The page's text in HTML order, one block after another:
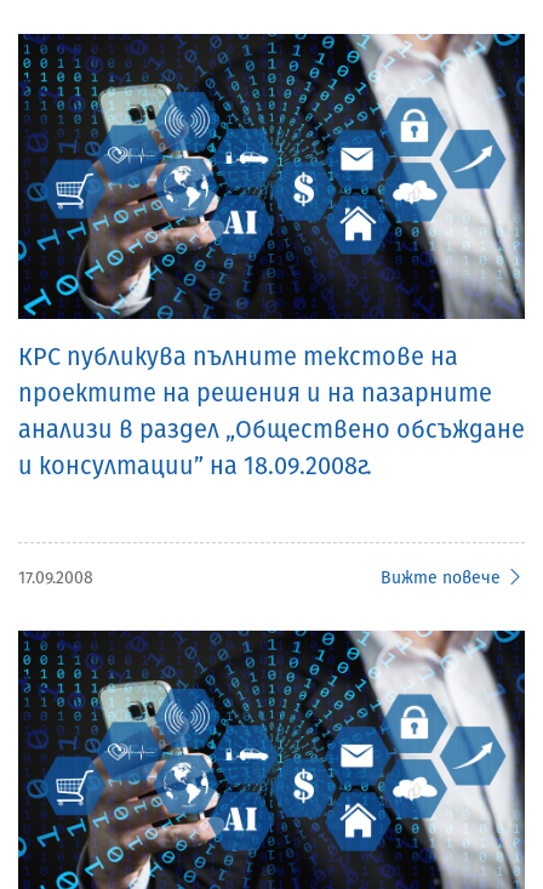
КРС публикува пълните текстове на
проектите на решения и на пазарните
анализи в раздел „Обществено обсъждане
и консултации” на 18.09.2008г.
17.09.2008 Вижте повече